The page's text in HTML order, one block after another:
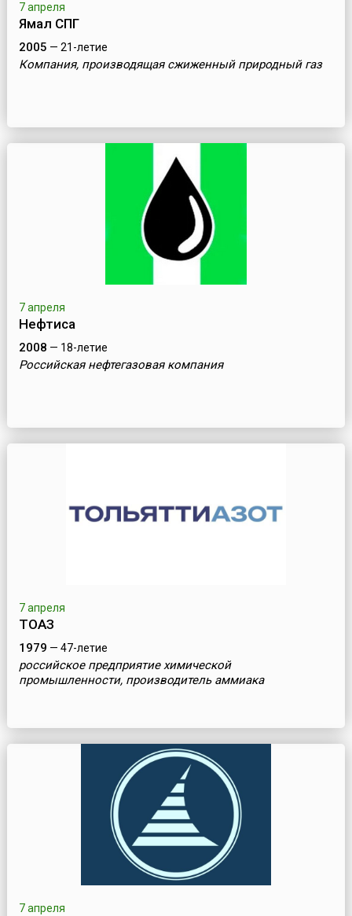
7 апреля
Ямал СПГ
2005 — 21-летие
Компания, производящая сжиженный природный газ
7 апреля
Нефтиса
2008 — 18-летие
Российская нефтегазовая компания
7 апреля
ТОАЗ
1979 — 47-летие
российское предприятие химической
промышленности, производитель аммиака
7 апреля